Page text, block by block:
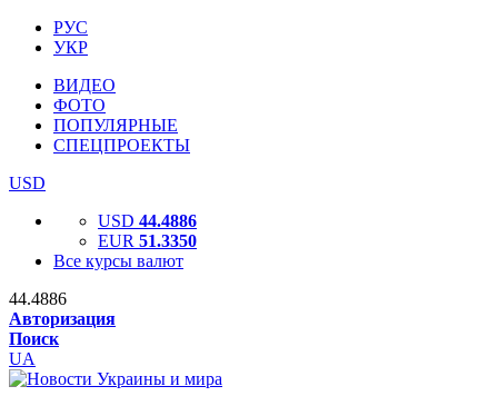
РУС
УКР
ВИДЕО
ФОТО
ПОПУЛЯРНЫЕ
СПЕЦПРОЕКТЫ
USD
USD 44.4886
EUR 51.3350
Все курсы валют
44.4886
Авторизация
Поиск
UA